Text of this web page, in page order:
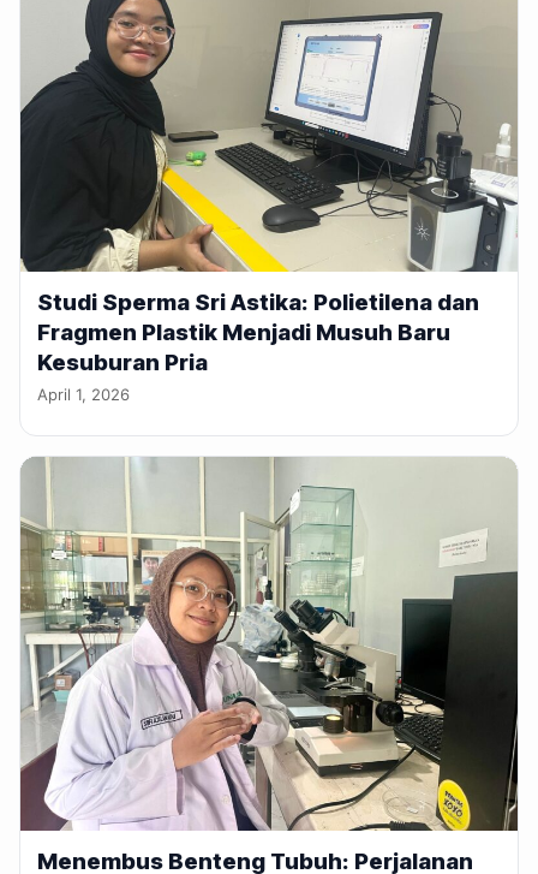
Studi Sperma Sri Astika: Polietilena dan
Fragmen Plastik Menjadi Musuh Baru
Kesuburan Pria
April 1, 2026
Menembus Benteng Tubuh: Perjalanan